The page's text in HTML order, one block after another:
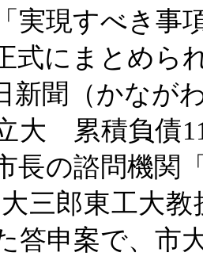
実現すべき事
式にまとめら
新聞（かなが
大 累積負債
長の諮問機関
三郎東工大
答申案で、市